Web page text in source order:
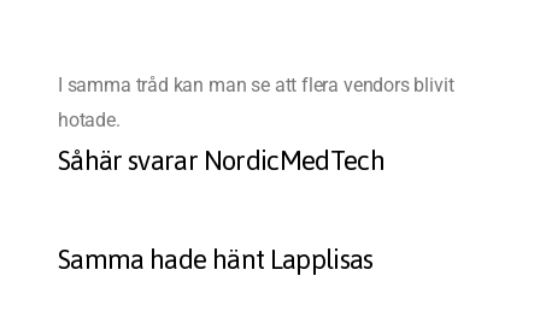
I samma tråd kan man se att flera vendors blivit
hotade.
Såhär svarar NordicMedTech
Samma hade hänt Lapplisas